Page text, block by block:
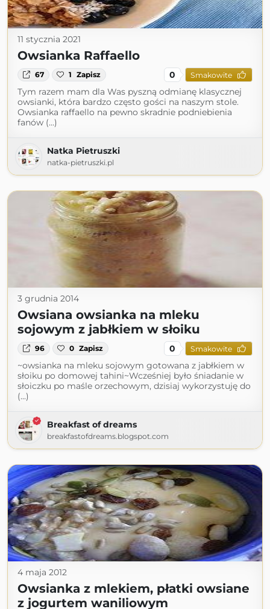
11 stycznia 2021
Owsianka Raffaello
67 1 Zapisz 0 Smakowite
Tym razem mam dla Was pyszną odmianę klasycznej
owsianki, która bardzo często gości na naszym stole.
Owsianka raffaello na pewno skradnie podniebienia
fanów (...)
Natka Pietruszki
natka-pietruszki.pl
3 grudnia 2014
Owsiana owsianka na mleku
sojowym z jabłkiem w słoiku
96 0 Zapisz 0 Smakowite
~owsianka na mleku sojowym gotowana z jabłkiem w
słoiku po domowej tahini~Wcześniej było śniadanie w
słoiczku po maśle orzechowym, dzisiaj wykorzystuję do
(...)
Breakfast of dreams
breakfastofdreams.blogspot.com
4 maja 2012
Owsianka z mlekiem, płatki owsiane
z jogurtem waniliowym